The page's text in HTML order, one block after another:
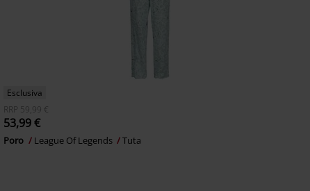
Esclusiva
RRP
59,99 €
53,99 €
Poro League Of Legends Tuta